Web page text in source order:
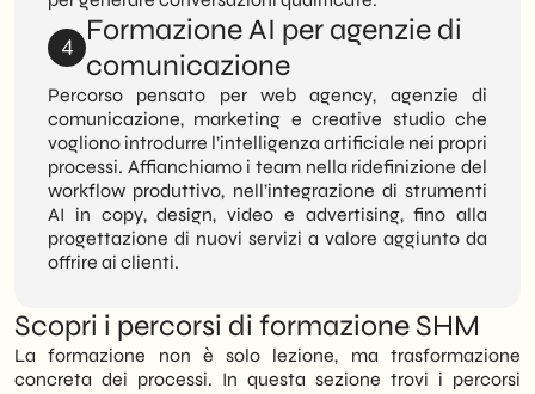
4 Formazione AI per agenzie di
comunicazione
Percorso pensato per web agency, agenzie di
comunicazione, marketing e creative studio che
vogliono introdurre l’intelligenza artificiale nei propri
processi. Affianchiamo i team nella ridefinizione del
workflow produttivo, nell’integrazione di strumenti
AI in copy, design, video e advertising, fino alla
progettazione di nuovi servizi a valore aggiunto da
offrire ai clienti.
Scopri i percorsi di formazione SHM
La formazione non è solo lezione, ma trasformazione
concreta dei processi. In questa sezione trovi i percorsi